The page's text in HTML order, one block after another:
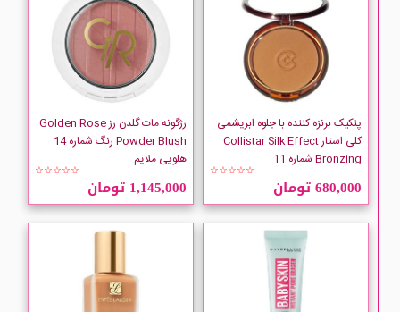
پنکیک برنزه کننده با جلوه ابریشمی
کلی استار Collistar Silk Effect
Bronzing شماره 11
☆☆☆☆☆
680,000 تومان
رژگونه مات گلدن رز Golden Rose
Powder Blush رنگ شماره 14
هلویی ملایم
☆☆☆☆☆
1,145,000 تومان